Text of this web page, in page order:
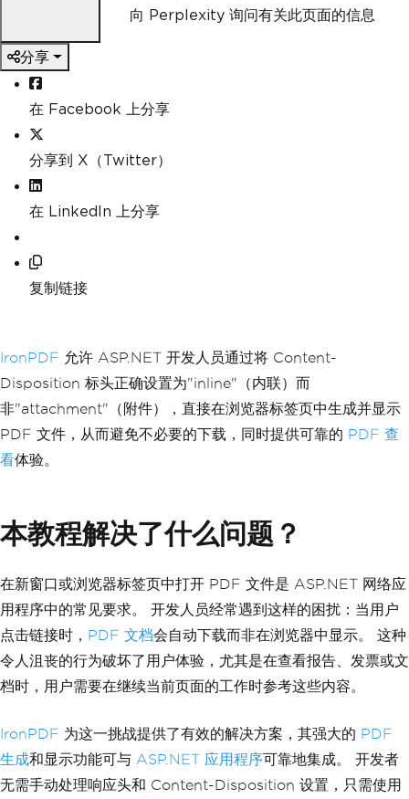
向 Perplexity 询问有关此页面的信息
分享
在 Facebook 上分享
分享到 X（Twitter）
在 LinkedIn 上分享
复制链接
IronPDF 允许 ASP.NET 开发人员通过将 Content-
Disposition 标头正确设置为"inline"（内联）而
非"attachment"（附件），直接在浏览器标签页中生成并显示
PDF 文件，从而避免不必要的下载，同时提供可靠的 PDF 查
看体验。
本教程解决了什么问题？
在新窗口或浏览器标签页中打开 PDF 文件是 ASP.NET 网络应
用程序中的常见要求。 开发人员经常遇到这样的困扰：当用户
点击链接时， PDF 文档会自动下载而非在浏览器中显示。 这种
令人沮丧的行为破坏了用户体验，尤其是在查看报告、发票或文
档时，用户需要在继续当前页面的工作时参考这些内容。
IronPDF 为这一挑战提供了有效的解决方案，其强大的 PDF
生成和显示功能可与 ASP.NET 应用程序可靠地集成。 开发者
无需手动处理响应头和 Content-Disposition 设置，只需使用